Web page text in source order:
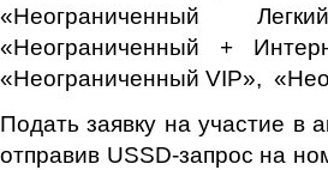
«Неограниченный
«Неограниченный +
«Неограниченный VIP»,
Подать заявку на участие
отправив USSD-запрос на